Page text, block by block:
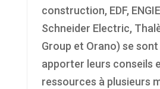
construction, EDF,
Schneider Electric,
Group et Orano) se
apporter leurs conseils
ressources à plusieurs